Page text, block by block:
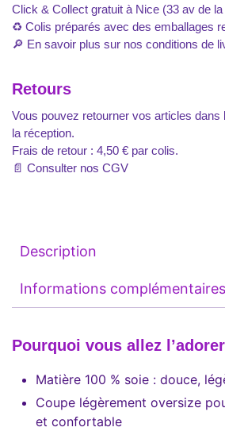
Click & Collect gratuit à Nice (33 av de
♻️ Colis préparés avec des emballages
🔎 En savoir plus sur nos conditions de
Retours
Vous pouvez retourner vos articles dans
la réception.
Frais de retour : 4,50 € par colis.
📄 Consulter nos CGV
Description
Informations complémentaires
Pourquoi vous allez
Matière 100 % soie : douce,
Coupe légèrement oversize
et confortable